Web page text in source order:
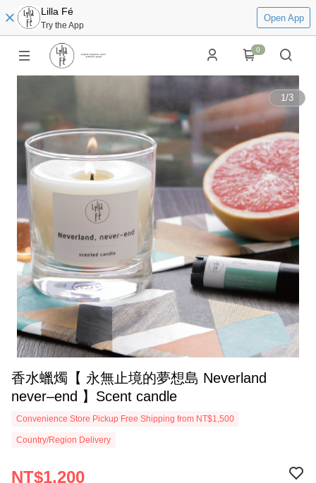
Lilla Fé
Try the App
Open App
0
1/3
香水蠟燭【 永無止境的夢想島 Neverland
never–end 】Scent candle
Convenience Store Pickup Free Shipping from NT$1,500
Country/Region Delivery
NT$1,200